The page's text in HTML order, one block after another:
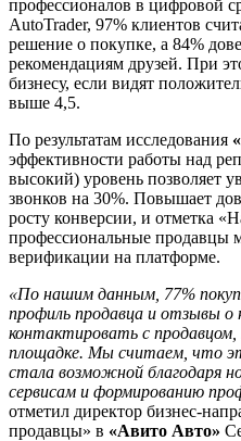
профессионалов в цифровой
AutoTrader, 97% клиентов
решение о покупке, а 84%
рекомендациям друзей. При
бизнесу, если видят
выше 4,5.
По результатам исследования
эффективности работы над
высокий) уровень позволяет
звонков на 30%. Повышает
росту конверсии, и отметка
профессиональные продавцы
верификации на платформе.
«По нашим данным, 77%
профиль продавца и отзывы о
контактировать с
площадке. Мы считаем, что
стала возможной благодаря
сервисам и формированию
отметил директор бизнес-
продавцы» в «Авито Авто»